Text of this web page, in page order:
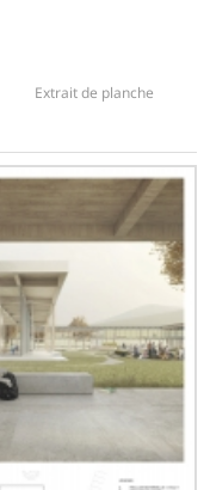
Extrait de planche